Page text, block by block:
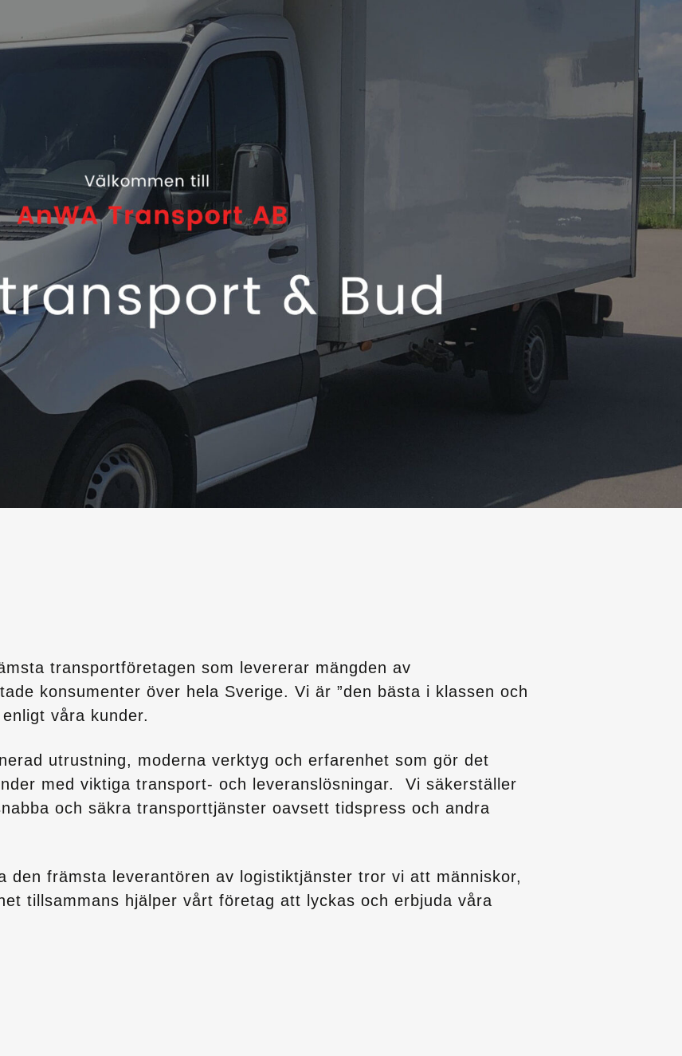
transportföretagen som levererar mängden av
konsumenter över hela Sverige. Vi är ”den bästa i klassen och
våra kunder.
utrustning, moderna verktyg och erfarenhet som gör det
med viktiga transport- och leveranslösningar. Vi säkerställer
och säkra transporttjänster oavsett tidspress och andra
den främsta leverantören av logistiktjänster tror vi att människor,
tillsammans hjälper vårt företag att lyckas och erbjuda våra